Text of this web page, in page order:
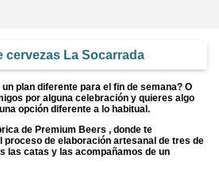
cervezas La Socarrada
plan diferente para el fin de semana? O
por alguna celebración y quieres algo
opción diferente a lo habitual.
de Premium Beers , donde te
de elaboración artesanal de tres de
las catas y las acompañamos de un